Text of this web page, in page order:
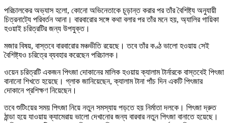
পরিচালকের অভ্যাস হলো, কোনো অভিনেতাকে চূড়ান্ত করার পর তাঁর বৈশিষ্ট্য অনুযায়ী
চিত্রনাট্যে পরিবর্তন আনা। বারবারোর সঙ্গে কথা বলার পর তাঁর মনে হয়, অ্যালির গায়িকা
হওয়াই চরিত্রটির জন্য উপযুক্ত।
মজার বিষয়, বাস্তবে বারবারোর মঞ্চভীতি রয়েছে। তবে তাঁর কণ্ঠ ভালো হওয়ায় সেই
বৈশিষ্ট্যও চরিত্রে ব্যবহার করেছেন পরিচালক।
ওয়েন চরিত্রটি একজন পিৎজা দোকানের মালিক হওয়ায় ক্যালাম টার্নারকে বাস্তবেই পিৎজা
বানানো শিখতে হয়েছে। গ্লাক জানিয়েছেন, ক্যালাম টানা পাঁচ দিন একটি পিৎজার
দোকানে প্রশিক্ষণ নিয়েছেন।
তবে শুটিংয়ের সময় পিৎজা নিয়ে নতুন সমস্যায় পড়তে হয় নির্মাতা দলকে। পিৎজা দ্রুত
ঠান্ডা হয়ে যাওয়ায় ক্যামেরায় ভালো দেখানোর জন্য বারবার নতুন পিৎজা বানাতে হয়েছে।